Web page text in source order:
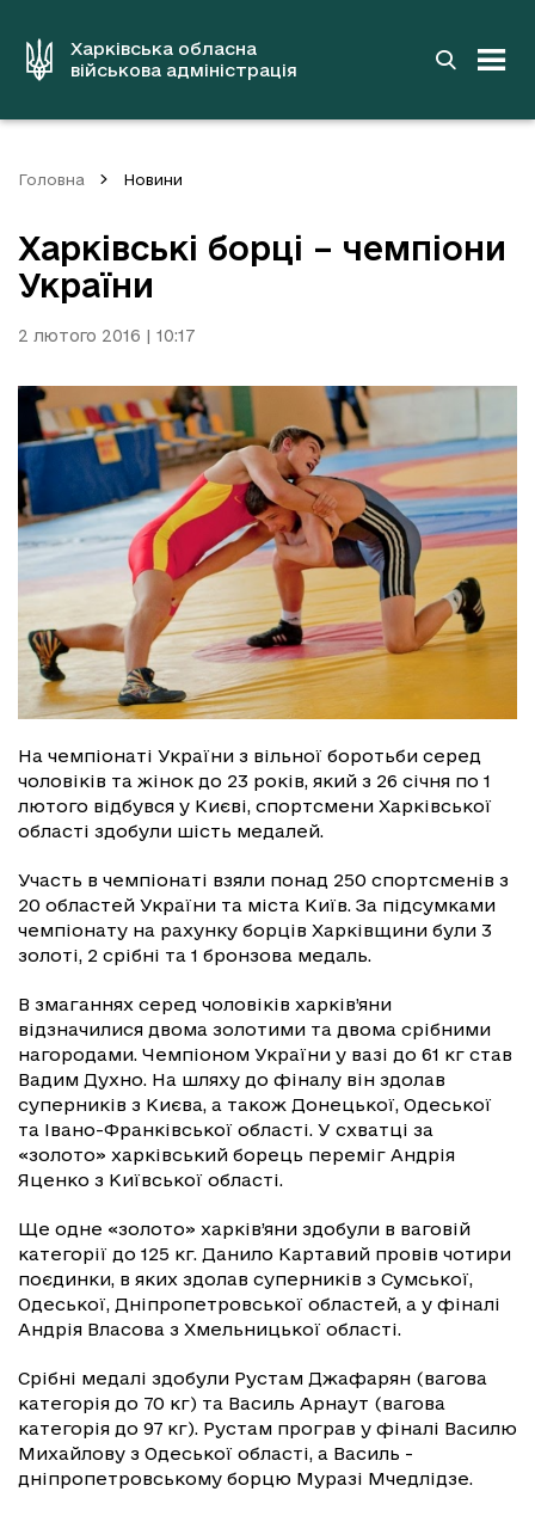
вмістуХарківська обласна
військова адміністрація
Головна Новини
Харківські борці – чемпіони
України
2 лютого 2016 | 10:17
На чемпіонаті України з вільної боротьби серед
чоловіків та жінок до 23 років, який з 26 січня по 1
лютого відбувся у Києві, спортсмени Харківської
області здобули шість медалей.
Участь в чемпіонаті взяли понад 250 спортсменів з
20 областей України та міста Київ. За підсумками
чемпіонату на рахунку борців Харківщини були 3
золоті, 2 срібні та 1 бронзова медаль.
В змаганнях серед чоловіків харків’яни
відзначилися двома золотими та двома срібними
нагородами. Чемпіоном України у вазі до 61 кг став
Вадим Духно. На шляху до фіналу він здолав
суперників з Києва, а також Донецької, Одеської
та Івано-Франківської області. У схватці за
«золото» харківський борець переміг Андрія
Яценко з Київської області.
Ще одне «золото» харків’яни здобули в ваговій
категорії до 125 кг. Данило Картавий провів чотири
поєдинки, в яких здолав суперників з Сумської,
Одеської, Дніпропетровської областей, а у фіналі
Андрія Власова з Хмельницької області.
Срібні медалі здобули Рустам Джафарян (вагова
категорія до 70 кг) та Василь Арнаут (вагова
категорія до 97 кг). Рустам програв у фіналі Василю
Михайлову з Одеської області, а Василь -
дніпропетровському борцю Муразі Мчедлідзе.